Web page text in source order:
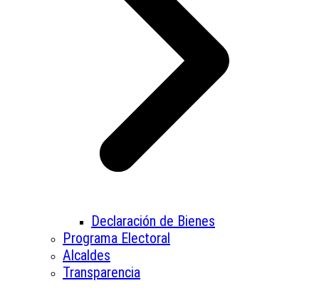
Declaración de Bienes
Programa Electoral
Alcaldes
Transparencia